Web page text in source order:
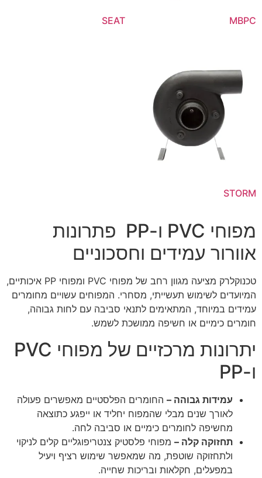
MBPC
SEAT
STORM
מפוחי PVC ו-PP פתרונות
אוורור עמידים וחסכוניים
טכנוקלרק מציעה מגוון רחב של מפוחי PVC ומפוחי PP איכותיים,
המיועדים לשימוש תעשייתי, מסחרי. המפוחים עשויים מחומרים
עמידים במיוחד, המתאימים לתנאי סביבה עם לחות גבוהה,
חומרים כימיים או חשיפה ממושכת לשמש.
יתרונות מרכזיים של מפוחי PVC
ו-PP
עמידות גבוהה – החומרים הפלסטיים מאפשרים פעולה
לאורך שנים מבלי שהמפוח יחליד או ייפגע כתוצאה
מחשיפה לחומרים כימיים או סביבה לחה.
תחזוקה קלה – מפוחי פלסטיק צנטריפוגליים קלים לניקוי
ולתחזוקה שוטפת, מה שמאפשר שימוש רציף ויעיל
במפעלים, חקלאות ובריכות שחייה.